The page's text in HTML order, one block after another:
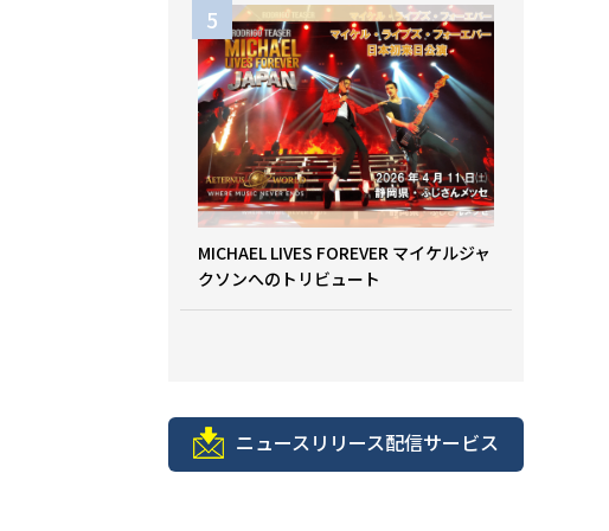
MICHAEL LIVES FOREVER マイケルジャ
クソンへのトリビュート
ニュースリリース配信サービス